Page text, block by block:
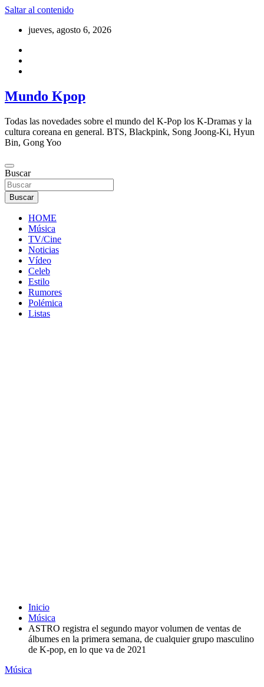
Saltar al contenido
jueves, agosto 6, 2026
Mundo Kpop
Todas las novedades sobre el mundo del K-Pop los K-Dramas y la
cultura coreana en general. BTS, Blackpink, Song Joong-Ki, Hyun
Bin, Gong Yoo
Buscar
Buscar
HOME
Música
TV/Cine
Noticias
Vídeo
Celeb
Estilo
Rumores
Polémica
Listas
Inicio
Música
ASTRO registra el segundo mayor volumen de ventas de
álbumes en la primera semana, de cualquier grupo masculino
de K-pop, en lo que va de 2021
Música